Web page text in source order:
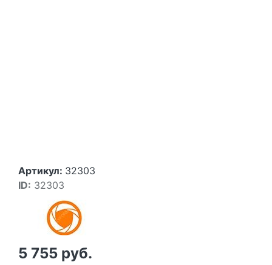
Артикул: 32303
ID: 32303
5 755 руб.